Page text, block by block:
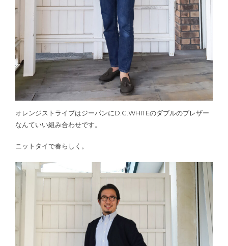
オレンジストライプはジーパンにD.C.WHITEのダブルのブレザー
なんていい組み合わせです。
ニットタイで春らしく。